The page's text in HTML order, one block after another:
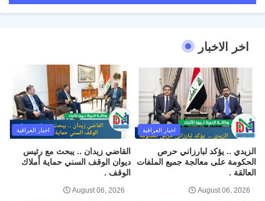
اخر الاخبار
اخبار العراقية
الزيدي .. يؤكد لبارزاني حرص
الحكومة على معالجة جميع الملفات
العالقة .
August 06, 2026
اخبار العراقية
القاضي زيدان .. يبحث مع رئيس
ديوان الوقف السني حماية أملاك
الوقف .
August 06, 2026